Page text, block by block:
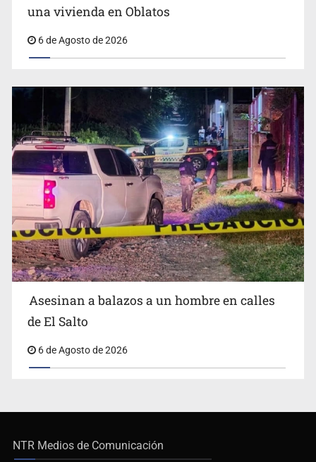
Capturan en Zapopan a defraudador de paquetes
una vivienda en Oblatos
6 de Agosto de 2026
Asesinan a balazos a un hombre en calles
de El Salto
6 de Agosto de 2026
NTR Medios de Comunicación